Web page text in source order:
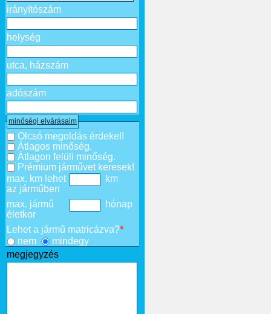
irányítószám
helység
utca, házszám
adószám
minőségi elvárásaim
Olcsó megoldás érdekel!
Átlagos minőség.
Átlagon felüli minőség.
Prémium járművet keresek!
max. km lehet
az járműben
km
max. jármű
életkor
hónap
Lehet a jármű matricázva?*
nem
mindegy
megjegyzés